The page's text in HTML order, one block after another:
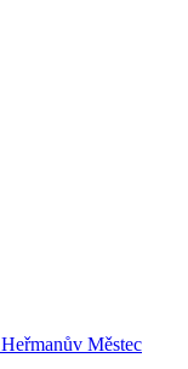
Městec